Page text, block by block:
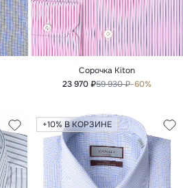
Сорочка Kiton
23 970 ₽59 930 ₽-60%
+10% В КОРЗИНЕ